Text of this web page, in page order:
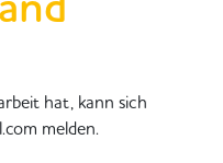
hat, kann sich
melden.